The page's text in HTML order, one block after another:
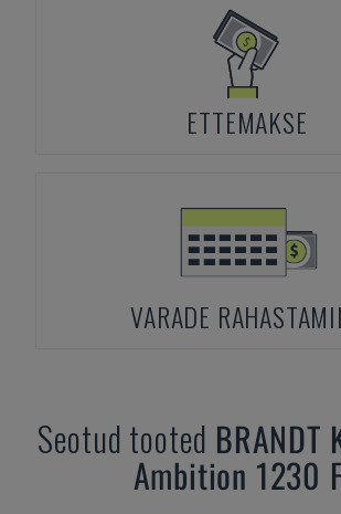
ETTEMAKSE
VARADE
Seotud tooted BRANDT
Ambition 1230